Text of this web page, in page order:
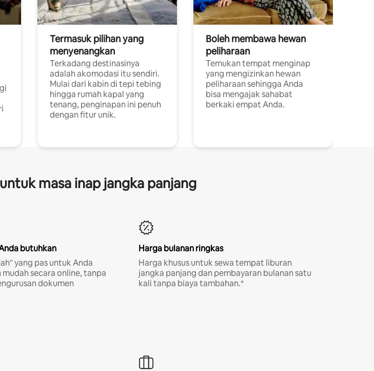
Termasuk pilihan yang
menyenangkan
Terkadang destinasinya
adalah akomodasi itu sendiri.
Mulai dari kabin di tepi tebing
hingga rumah kapal yang
tenang, penginapan ini penuh
dengan fitur unik.
Boleh membawa hewan
peliharaan
Temukan tempat menginap
yang mengizinkan hewan
peliharaan sehingga Anda
bisa mengajak sahabat
berkaki empat Anda.
masa inap jangka panjang
butuhkan
yang pas untuk Anda
secara online, tanpa
dokumen
Harga bulanan ringkas
Harga khusus untuk sewa tempat liburan
jangka panjang dan pembayaran bulanan satu
kali tanpa biaya tambahan.*